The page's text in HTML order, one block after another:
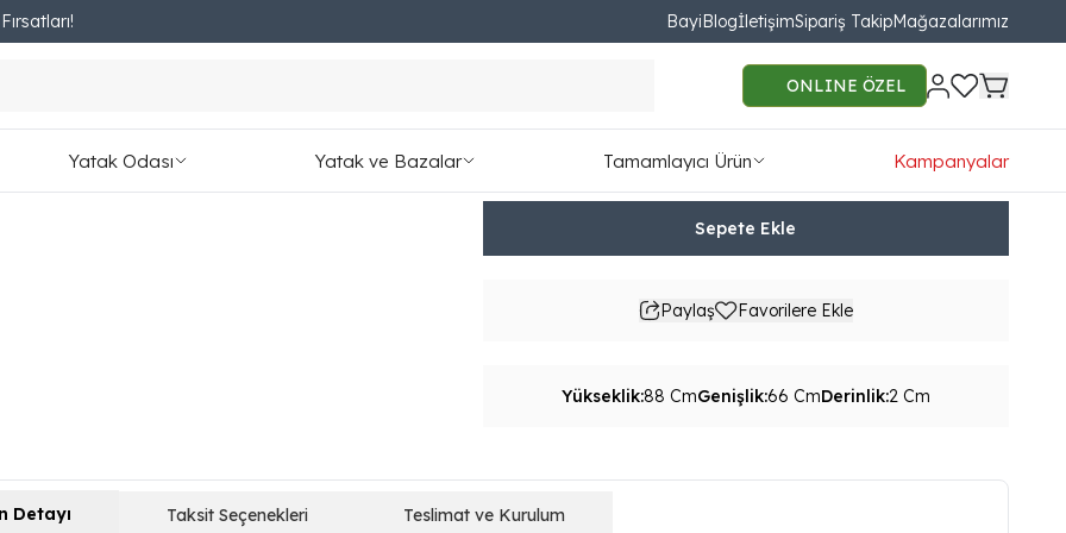
BayiBlogİletişimSipariş TakipMağazalarımız
ONLINE ÖZEL
Yatak Odası Yatak ve Bazalar Tamamlayıcı Ürün Kampanyalar
343.33TL'den başlayan taksit seçenekleri
Sepete Ekle
Paylaş Favorilere Ekle
Yükseklik:88 CmGenişlik:66 CmDerinlik:2 Cm
Detayı Taksit Seçenekleri Teslimat ve Kurulum